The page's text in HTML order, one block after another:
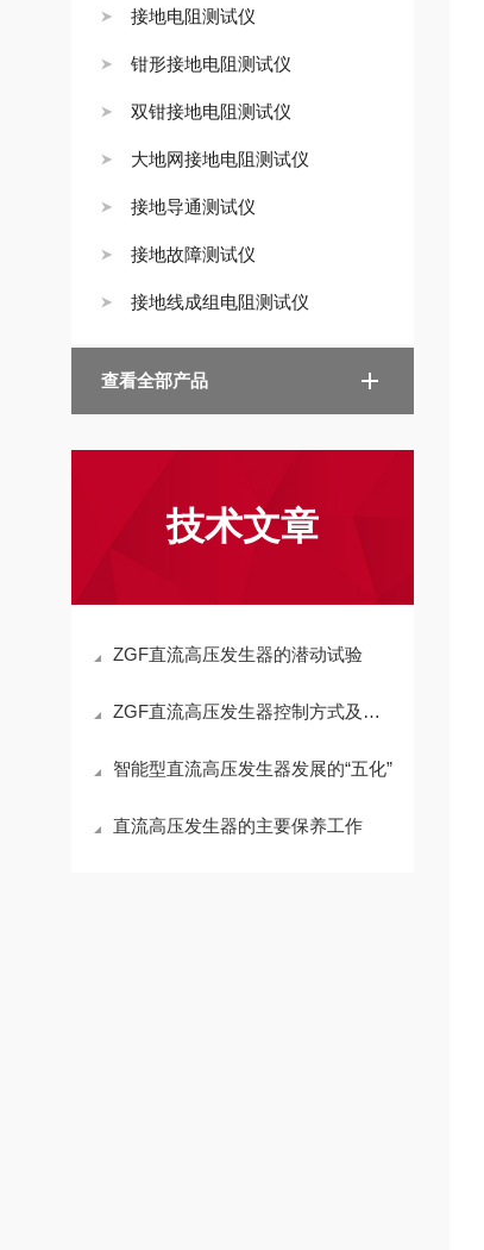
接地电阻测试仪
钳形接地电阻测试仪
双钳接地电阻测试仪
大地网接地电阻测试仪
接地导通测试仪
接地故障测试仪
接地线成组电阻测试仪
查看全部产品
技术文章
ZGF直流高压发生器的潜动试验
ZGF直流高压发生器控制方式及输出要求
智能型直流高压发生器发展的“五化”
直流高压发生器的主要保养工作